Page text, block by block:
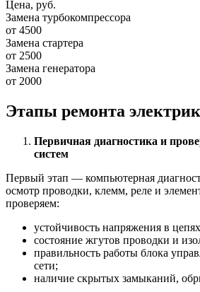
Цена, руб.
Замена турбокомпрессора
от 4500
Замена стартера
от 2500
Замена генератора
от 2000
Этапы ремонта
Первичная диагностика и
систем
Первый этап — компьютерная
осмотр проводки, клемм, реле и
проверяем:
устойчивость напряжения в
состояние жгутов проводки и
правильность работы блока
сети;
наличие скрытых замыканий,